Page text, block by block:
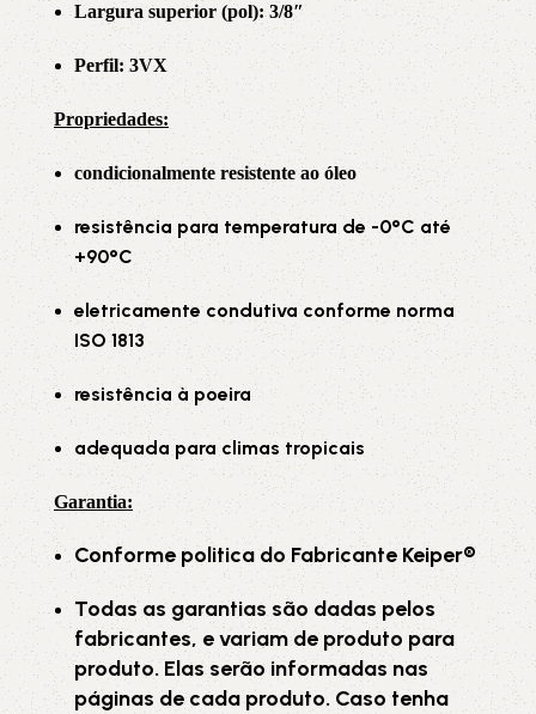
Largura superior (pol): 3/8″
Perfil: 3VX
Propriedades:
condicionalmente resistente ao óleo
resistência para temperatura de -0°C até
+90°C
eletricamente condutiva conforme norma
ISO 1813
resistência à poeira
adequada para climas tropicais
Garantia:
Conforme politica do Fabricante Keiper®
Todas as garantias são dadas pelos
fabricantes, e variam de produto para
produto. Elas serão informadas nas
páginas de cada produto. Caso tenha